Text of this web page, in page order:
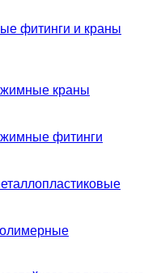
фитинги и краны
краны
фитинги